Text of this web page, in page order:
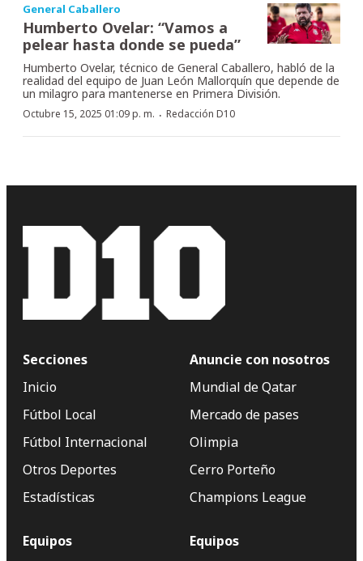
General Caballero
Humberto Ovelar: “Vamos a
pelear hasta donde se pueda”
Humberto Ovelar, técnico de General Caballero, habló de la
realidad del equipo de Juan León Mallorquín que depende de
un milagro para mantenerse en Primera División.
Octubre 15, 2025 01:09 p. m. · Redacción D10
Secciones
Inicio
Fútbol Local
Fútbol Internacional
Otros Deportes
Estadísticas
Anuncie con nosotros
Mundial de Qatar
Mercado de pases
Olimpia
Cerro Porteño
Champions League
Equipos
Equipos